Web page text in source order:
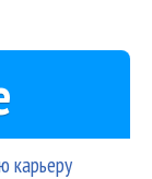
карьеру